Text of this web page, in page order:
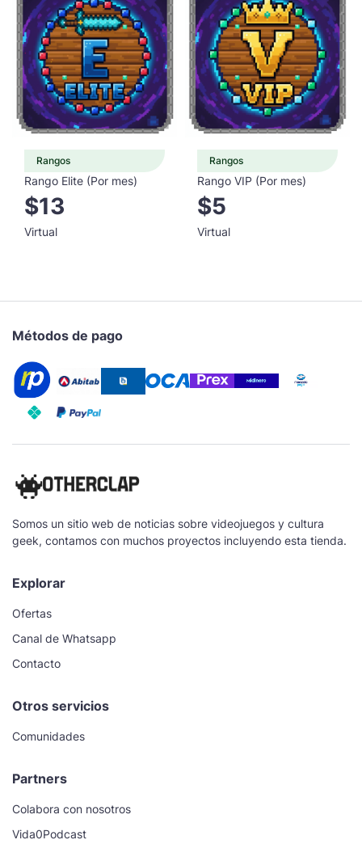
Rangos
Rango Elite (Por mes)
$13
Virtual
Rangos
Rango VIP (Por mes)
$5
Virtual
Métodos de pago
Somos un sitio web de noticias sobre videojuegos y cultura
geek, contamos con muchos proyectos incluyendo esta tienda.
Explorar
Ofertas
Canal de Whatsapp
Contacto
Otros servicios
Comunidades
Partners
Colabora con nosotros
Vida0Podcast